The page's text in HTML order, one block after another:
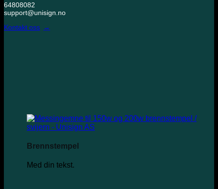
Brennstempel
Med din tekst.
64808082
support@unisign.no
Kontakt oss